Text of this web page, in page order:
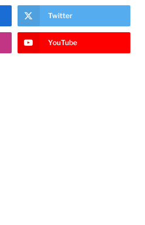
Twitter
YouTube